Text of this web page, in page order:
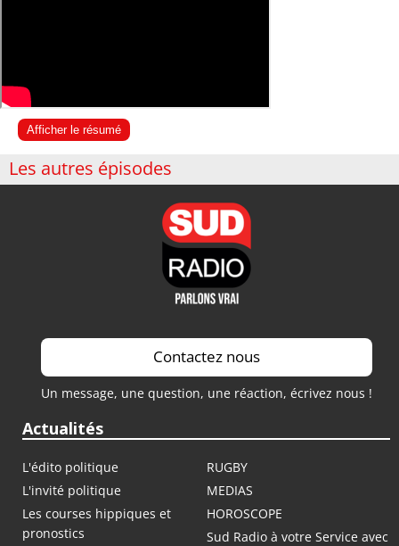
Afficher le résumé
Les autres épisodes
Contactez nous
Un message, une question, une réaction, écrivez nous !
Actualités
L'édito politique
RUGBY
L'invité politique
MEDIAS
Les courses hippiques et
pronostics
HOROSCOPE
Sud Radio à votre Service avec